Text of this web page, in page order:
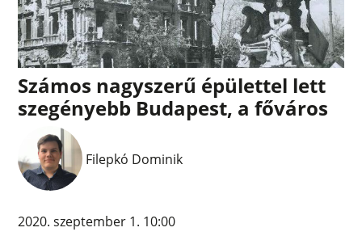
Számos nagyszerű épülettel lett
szegényebb Budapest, a főváros
Filepkó Dominik
2020. szeptember 1. 10:00